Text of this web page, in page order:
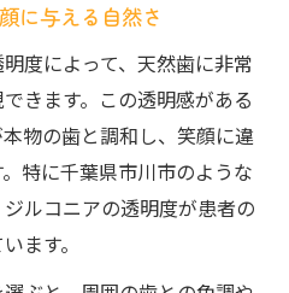
に与える自然さ
度によって、天然歯に非常
きます。この透明感がある
物の歯と調和し、笑顔に違
特に千葉県市川市のような
ルコニアの透明度が患者の
ます。